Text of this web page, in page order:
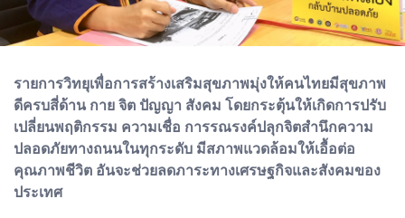
รายการวิทยุเพื่อการสร้างเสริมสุขภาพมุ่งให้คนไทยมีสุขภาพ
ดีครบสี่ด้าน กาย จิต ปัญญา สังคม โดยกระตุ้นให้เกิดการปรับ
เปลี่ยนพฤติกรรม ความเชื่อ การรณรงค์ปลุกจิตสำนึกความ
ปลอดภัยทางถนนในทุกระดับ มีสภาพแวดล้อมให้เอื้อต่อ
คุณภาพชีวิต อันจะช่วยลดภาระทางเศรษฐกิจและสังคมของ
ประเทศ